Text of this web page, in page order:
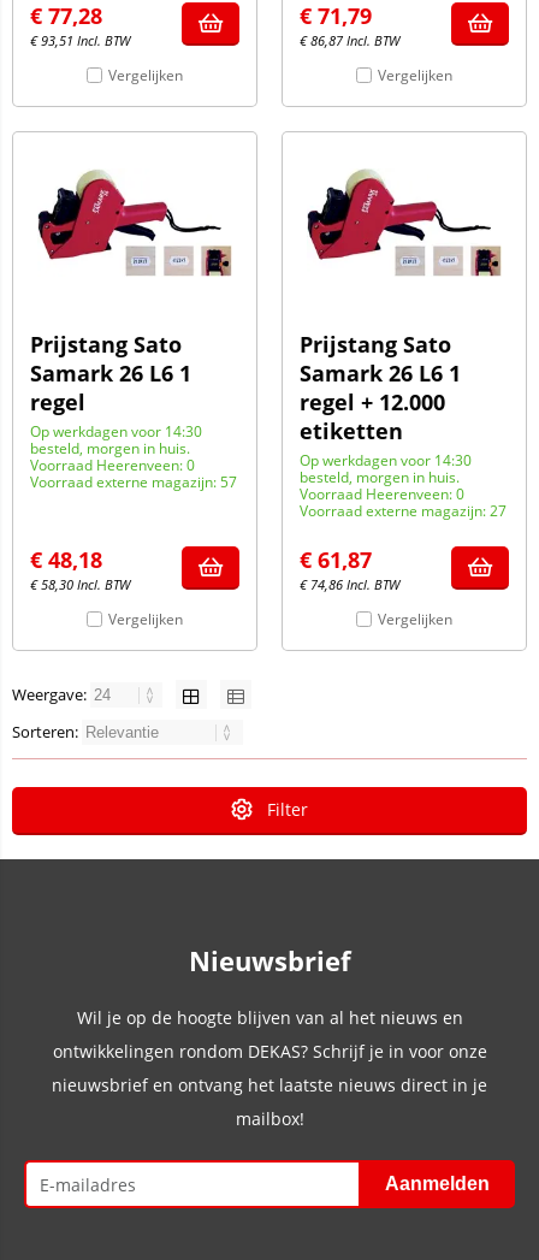
€ 77,28
€93,51 Incl. BTW
Vergelijken
€ 71,79
€86,87 Incl. BTW
Vergelijken
Prijstang Sato
Samark 26 L6 1
regel
Op werkdagen voor 14:30
besteld, morgen in huis.
Voorraad Heerenveen: 0
Voorraad externe magazijn: 57
€ 48,18
€58,30 Incl. BTW
Vergelijken
Prijstang Sato
Samark 26 L6 1
regel + 12.000
etiketten
Op werkdagen voor 14:30
besteld, morgen in huis.
Voorraad Heerenveen: 0
Voorraad externe magazijn: 27
€ 61,87
€ 74,86 Incl. BTW
Vergelijken
Weergave:
Sorteren:
Filter
Nieuwsbrief
Wil je op de hoogte blijven van al het nieuws en
ontwikkelingen rondom DEKAS? Schrijf je in voor onze
nieuwsbrief en ontvang het laatste nieuws direct in je
mailbox!